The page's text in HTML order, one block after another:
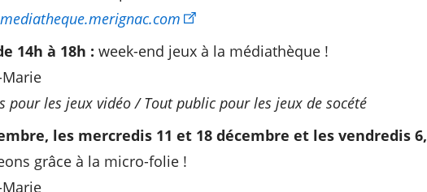
14h à 18h : week-end jeux à la médiathèque !
pour les jeux vidéo / Tout public pour les jeux de socété
les mercredis 11 et 18 décembre et les vendredis 6,
grâce à la micro-folie !